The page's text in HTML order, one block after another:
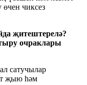
өчен чиксез
җитештерелә?
очраклары
сатучылар
җыю һәм